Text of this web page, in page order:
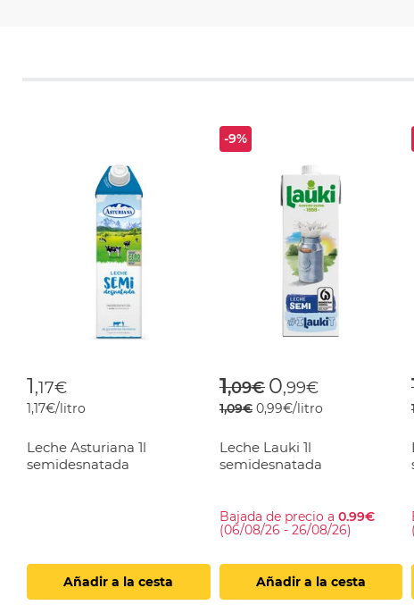
1,17€
1,17€/litro
Leche Asturiana 1l
semidesnatada
Añadir a la cesta
-9%
Price reduced
1,09€to
0,99€
1,09€ 0,99€/litro
Leche Lauki 1l
semidesnatada
Bajada de precio a 0.99€
(06/08/26 - 26/08/26)
Añadir a la cesta